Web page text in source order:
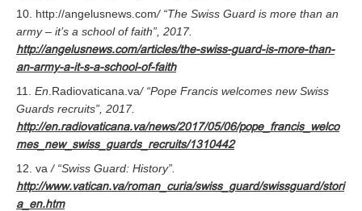
http://angelusnews.com/ “The Swiss Guard is more than an
army – it’s a school of faith”, 2017.
http://angelusnews.com/articles/the-swiss-guard-is-more-than-
an-army-a-it-s-a-school-of-faith
En .Radiovaticana.va/ “Pope Francis welcomes new Swiss
Guards recruits”, 2017.
http://en.radiovaticana.va/news/2017/05/06/pope_francis_welco
mes_new_swiss_guards_recruits/1310442
va / “Swiss Guard: History”.
http://www.vatican.va/roman_curia/swiss_guard/swissguard/stori
a_en.htm